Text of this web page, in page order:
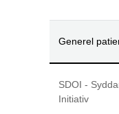
Generel
SDOI -
Initiativ